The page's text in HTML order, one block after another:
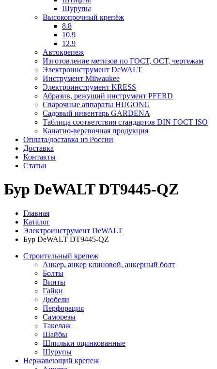
Шурупы
Высокопрочный крепёж
8.8
10.9
12.9
Автокрепеж
Изготовление метизов по ГОСТ, ОСТ, чертежам
Электроинструмент DeWALT
Инструмент Milwaukee
Электроинструмент KRESS
Абразив, режущий инструмент PFERD
Сварочные аппараты HUGONG
Садовый инвентарь GARDENA
Таблица соответствия стандартов DIN ГОСТ ISO
Канатно-веревочная продукция
Оплата/доставка из России
Доставка
Контакты
Статьи
Бур DeWALT DT9445-QZ
Главная
Каталог
Электроинструмент DeWALT
Бур DeWALT DT9445-QZ
Строительный крепеж
Анкер, анкер клиновой, анкерный болт
Болты
Винты
Гайки
Дюбели
Перфорация
Саморезы
Такелаж
Шайбы
Шпильки оцинкованные
Шурупы
Нержавеющий крепеж